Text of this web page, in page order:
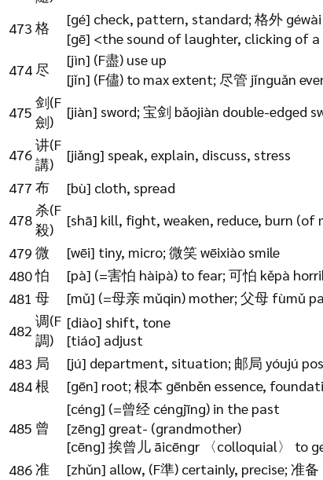
473 格
[gé] check, pattern, standard; 格外
[gē] <the sound of laughter, clicking of
474 尽
[jìn] (F盡) use up
[jǐn] (F儘) to max extent; 尽管 jǐnguǎn
475
剑(F
劍)
[jiàn] sword; 宝剑 bǎojiàn double-edged
476
讲(F
講)
[jiǎng] speak, explain, discuss, stress
477 布
[bù] cloth, spread
478
杀(F
殺)
[shā] kill, fight, weaken, reduce, burn (of
479 微
[wēi] tiny, micro; 微笑 wēixiào smile
480怕
[pà] (=害怕 hàipà) to fear; 可怕 kěpà
481 母
[mǔ] (=母亲 mǔqin) mother; 父母 fùmǔ
482
调(F
調)
[diào] shift, tone
[tiáo] adjust
483 局
[jú] department, situation; 邮局 yóujú
484根 [gēn] root; 根本 gēnběn essence,
485 曾
[céng] (=曾经 céngjīng) in the past
[zēng] great- (grandmother)
[cēng] 挨曾儿 āicēngr 〈colloquial〉 to
486准
[zhǔn] allow, (F準) certainly, precise; 准